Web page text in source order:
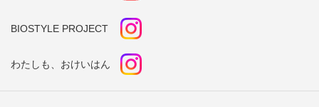
BIOSTYLE PROJECT
わたしも、おけいはん